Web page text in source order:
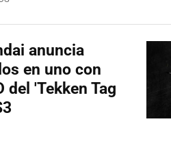
anuncia
en uno con
del 'Tekken Tag